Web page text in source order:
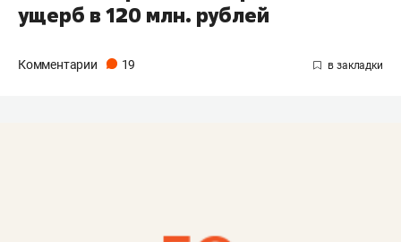
ущерб в 120 млн. рублей
Комментарии 19